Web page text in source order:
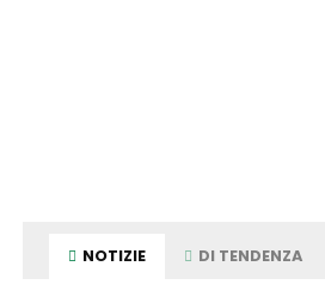
NOTIZIE DI TENDENZA